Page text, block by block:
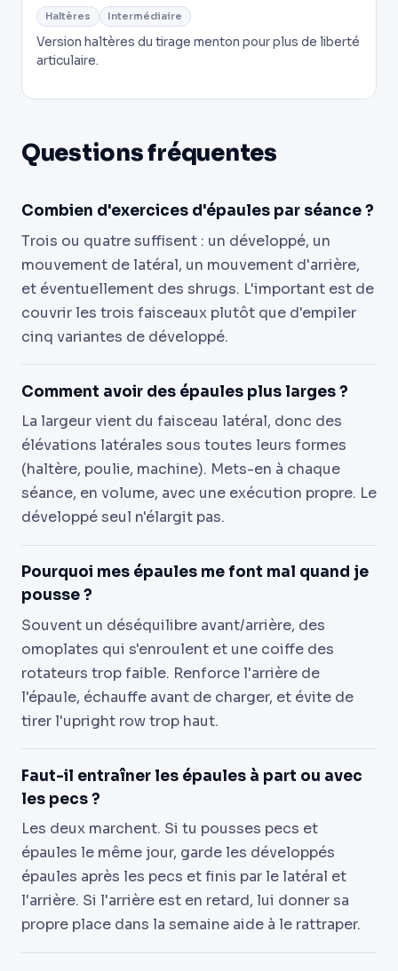
Haltères Intermédiaire
Version haltères du tirage menton pour plus de liberté
articulaire.
Questions fréquentes
Combien d'exercices d'épaules par séance ?
Trois ou quatre suffisent : un développé, un
mouvement de latéral, un mouvement d'arrière,
et éventuellement des shrugs. L'important est de
couvrir les trois faisceaux plutôt que d'empiler
cinq variantes de développé.
Comment avoir des épaules plus larges ?
La largeur vient du faisceau latéral, donc des
élévations latérales sous toutes leurs formes
(haltère, poulie, machine). Mets-en à chaque
séance, en volume, avec une exécution propre. Le
développé seul n'élargit pas.
Pourquoi mes épaules me font mal quand je
pousse ?
Souvent un déséquilibre avant/arrière, des
omoplates qui s'enroulent et une coiffe des
rotateurs trop faible. Renforce l'arrière de
l'épaule, échauffe avant de charger, et évite de
tirer l'upright row trop haut.
Faut-il entraîner les épaules à part ou avec
les pecs ?
Les deux marchent. Si tu pousses pecs et
épaules le même jour, garde les développés
épaules après les pecs et finis par le latéral et
l'arrière. Si l'arrière est en retard, lui donner sa
propre place dans la semaine aide à le rattraper.